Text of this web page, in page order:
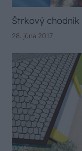
Štrkový chodník
28. júna 2017